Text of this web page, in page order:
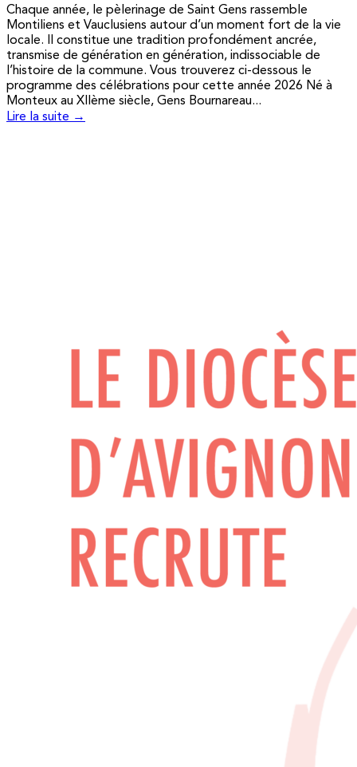
Chaque année, le pèlerinage de Saint Gens rassemble
Montiliens et Vauclusiens autour d’un moment fort de la vie
locale. Il constitue une tradition profondément ancrée,
transmise de génération en génération, indissociable de
l’histoire de la commune. Vous trouverez ci-dessous le
programme des célébrations pour cette année 2026 Né à
Monteux au XIIème siècle, Gens Bournareau...
Lire la suite →